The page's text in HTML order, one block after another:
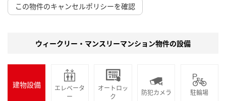
この物件のキャンセルポリシーを確認
ウィークリー・マンスリーマンション物件の設備
建物設備
エレベータ
ー
オートロッ
ク
防犯カメラ 駐輪場